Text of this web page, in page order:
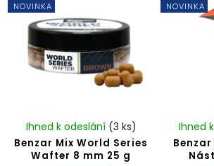
NOVINKA
Benzar Mix World Series
Wafter 8 mm 25 g
Ihned k odeslání (3 ks)
NOVINKA
Ihned